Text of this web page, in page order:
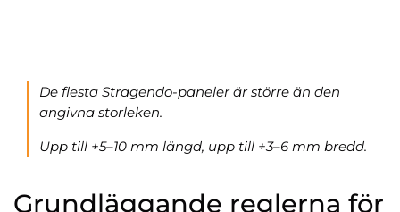
De flesta Stragendo-paneler är större än den
angivna storleken.
Upp till +5–10 mm längd, upp till +3–6 mm bredd.
Grundläggande reglerna för